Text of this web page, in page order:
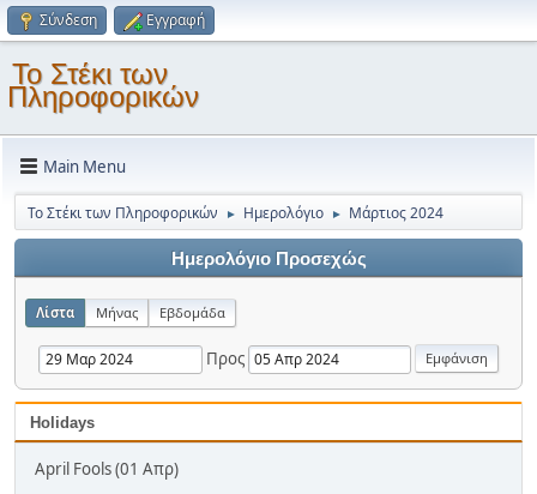
Σύνδεση Εγγραφή
Το Στέκι των
Πληροφορικών
Main Menu
Το Στέκι των Πληροφορικών ► Ημερολόγιο ► Μάρτιος 2024
Ημερολόγιο Προσεχώς
Λίστα Μήνας Εβδομάδα
Προς
Holidays
April Fools (01 Απρ)